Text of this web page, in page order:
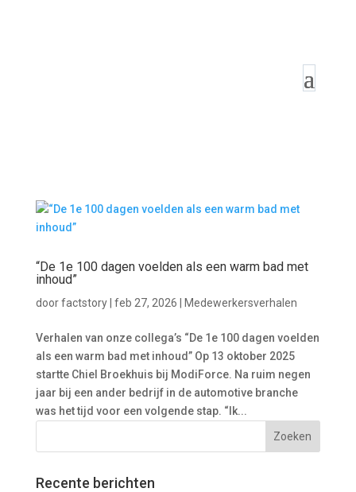
“De 1e 100 dagen voelden als een warm bad met
inhoud”
doorfactstory| feb 27, 2026 Medewerkersverhalen
Verhalen van onze collega’s “De 1e 100 dagen voelden
als een warm bad met inhoud” Op 13 oktober 2025
startte Chiel Broekhuis bij ModiForce. Na ruim negen
jaar bij een ander bedrijf in de automotive branche
was het tijd voor een volgende stap. “Ik...
Recente berichten